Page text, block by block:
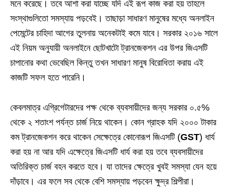
মনে করেছে। তবে আশা করা যাচ্ছে যদি এই রূপ কাজ করা হয় তাহলে
সংস্থাগুলিতো সমস্যায় পড়বেই। তাছাড়া সাধারণ মানুষের মধ্যে অনলাইন
পেমেন্টের চাহিদা আগের তুলনায় অনেকটাই কমে যাবে। সরকার ২০১৬ সালে
এই নিয়ম অনুযায়ী অনলাইনে ছোটখাটো ট্রানজেকশন এর উপর জিএসটি
চাপানোর কথা ভেবেছিল কিন্তু তখন সাধারণ মানুষ বিরোধিতা করায় এই
কাজটি সফল হতে পারেনি।
কেবলমাত্র এগ্রিগেটারদের পক্ষ থেকে ব্যবসায়ীদের জন্য সরকার ০.৫%
থেকে ২ শতাংশ পর্যন্ত চার্জ নিয়ে থাকেন। কোন গ্রাহক যদি ২০০০ টাকার
কম ট্রানজেকশন করে থাকেন সেক্ষেত্রে কোনোরূপ জিএসটি (GST) ধার্য
করা হয় না আর যদি এক্ষেত্রে জিএসটি ধার্য করা হয় তবে ব্যবসায়ীদের
অতিরিক্ত চার্জ বহন করতে হবে। যা তাদের ক্ষেত্রে খুবই সমস্যা যেন হয়ে
দাঁড়াবে। এর ফলে সব থেকে বেশি সমস্যায় পড়বেন ক্ষুদ্র শিল্পীরা।